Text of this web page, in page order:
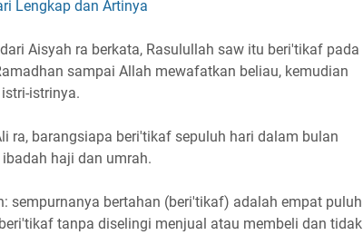
Lengkap dan Artinya
Aisyah ra berkata, Rasulullah saw itu beri'tikaf pada
sampai Allah mewafatkan beliau, kemudian
istrinya.
ra, barangsiapa beri'tikaf sepuluh hari dalam bulan
haji dan umrah.
sempurnanya bertahan (beri'tikaf) adalah empat puluh
tanpa diselingi menjual atau membeli dan tidak